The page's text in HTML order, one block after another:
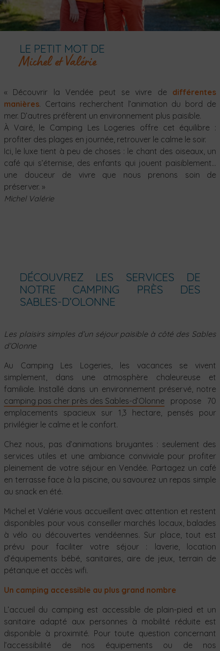
LE PETIT MOT DE
Michel et Valérie
« Découvrir la Vendée peut se vivre dedifférentes
manières. Certains recherchent l’animation du bord de
mer. D’autres préfèrent un environnement plus paisible.
À Vairé, le Camping Les Logeries offre cet équilibre :
profiter des plages en journée, retrouver le calme le soir.
Ici, le luxe tient à peu de choses : le chant des oiseaux, un
café qui s’éternise, des enfants qui jouent paisiblement…
une douceur de vivre que nous prenons soin de
préserver. »
Michel Valérie
DÉCOUVREZ LES SERVICES DE
NOTRE CAMPING PRÈS DES
SABLES-D’OLONNE
Les plaisirs simples d’un séjour paisible à côté des Sables
d’Olonne
Au Camping Les Logeries, les vacances se vivent
simplement, dans une atmosphère chaleureuse et
familiale. Installé dans un environnement préservé, notre
camping pas cher près des Sables-d’Olonne propose 70
emplacements spacieux sur 1,3 hectare, pensés pour
privilégier le calme et le confort.
Chez nous, pas d’animations bruyantes : seulement des
services utiles et une ambiance conviviale pour profiter
pleinement de votre séjour en Vendée. Partagez un café
en terrasse face à la piscine, ou savourez un repas simple
au snack en été.
Michel et Valérie vous accueillent avec attention et restent
disponibles pour vous conseiller marchés locaux, balades
à vélo ou découvertes vendéennes. Sur place, tout est
prévu pour faciliter votre séjour : laverie, location
d’équipements bébé, sanitaires, aire de jeux, terrain de
pétanque et accès wifi.
Un camping accessible au plus grand nombre
L’accueil du camping est accessible de plain-pied et un
sanitaire adapté aux personnes à mobilité réduite est
disponible à proximité. Pour toute question concernant
l’accessibilité de nos équipements ou de nos